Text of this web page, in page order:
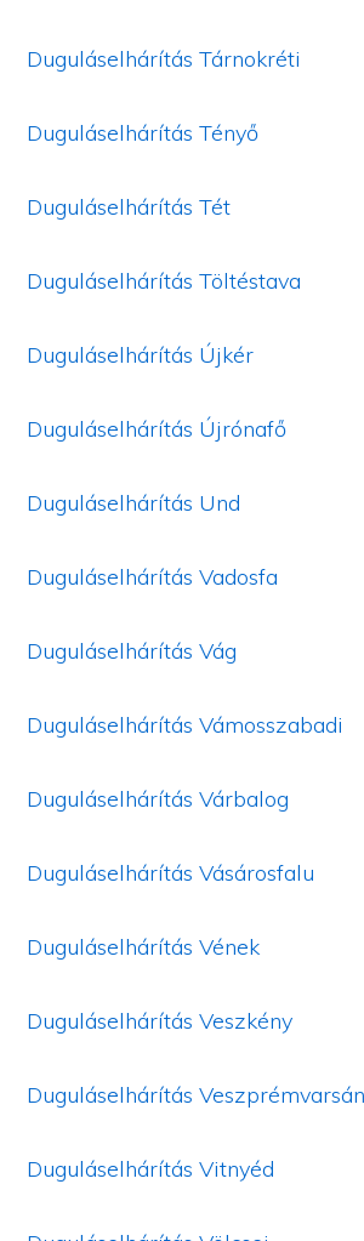
Duguláselhárítás Tárnokréti
Duguláselhárítás Tényő
Duguláselhárítás Tét
Duguláselhárítás Töltéstava
Duguláselhárítás Újkér
Duguláselhárítás Újrónafő
Duguláselhárítás Und
Duguláselhárítás Vadosfa
Duguláselhárítás Vág
Duguláselhárítás Vámosszabadi
Duguláselhárítás Várbalog
Duguláselhárítás Vásárosfalu
Duguláselhárítás Vének
Duguláselhárítás Veszkény
Duguláselhárítás
Duguláselhárítás Vitnyéd